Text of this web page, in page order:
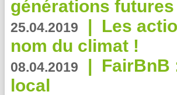
générations
25.04.2019 | Les
nom du climat !
08.04.2019 | FairBnB
local